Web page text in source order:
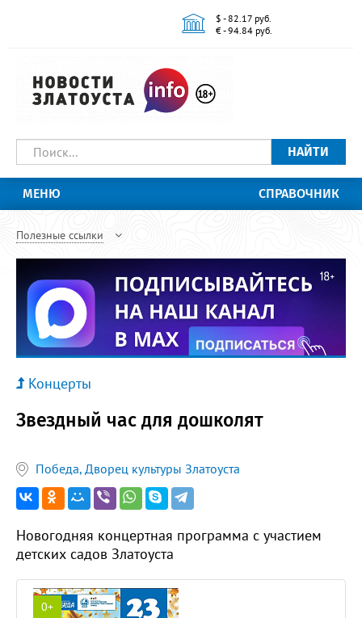
$ - 82.17 руб.
€ - 94.84 руб.
НАЙТИ
МЕНЮ СПРАВОЧНИК
Полезные ссылки
Концерты
Звездный час для дошколят
Победа, Дворец культуры Златоуста
Новогодняя концертная программа с участием
детских садов Златоуста
0+